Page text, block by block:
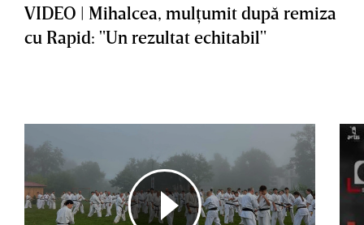
VIDEO | Mihalcea, mulţumit după remiza
cu Rapid: "Un rezultat echitabil"